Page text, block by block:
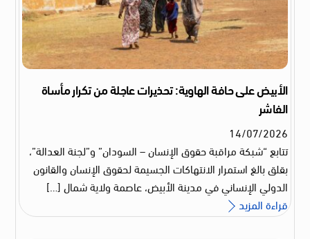
الأبيض على حافة الهاوية: تحذيرات عاجلة من تكرار مأساة
الفاشر
14/07/2026
تتابع “شبكة مراقبة حقوق الإنسان – السودان” و”لجنة العدالة”،
بقلق بالغ استمرار الانتهاكات الجسيمة لحقوق الإنسان والقانون
الدولي الإنساني في مدينة الأبيض، عاصمة ولاية شمال […]
قراءة المزيد